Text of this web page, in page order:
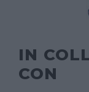
IN
CON